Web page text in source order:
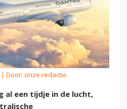
Door: onze redactie
al een tijdje in de lucht,